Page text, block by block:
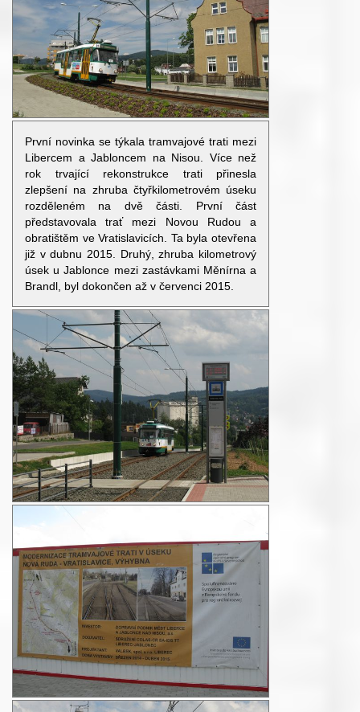
První novinka se týkala tramvajové trati mezi
Libercem a Jabloncem na Nisou. Více než
rok trvající rekonstrukce trati přinesla
zlepšení na zhruba čtyřkilometrovém úseku
rozděleném na dvě části. První část
představovala trať mezi Novou Rudou a
obratištěm ve Vratislavicích. Ta byla otevřena
již v dubnu 2015. Druhý, zhruba kilometrový
úsek u Jablonce mezi zastávkami Měnírna a
Brandl, byl dokončen až v červenci 2015.